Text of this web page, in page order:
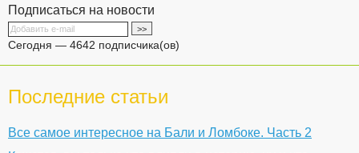
Подписаться на новости
Сегодня — 4642 подписчика(ов)
Последние статьи
Все самое интересное на Бали и Ломбоке. Часть 2